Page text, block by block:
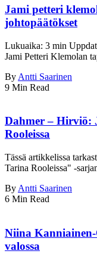
Jami petteri
johtopäätökset
Lukuaika: 3 min
Jami Petteri Klemolan
By Antti Saarinen
9 Min Read
Dahmer – Hirviö:
Rooleissa
Tässä artikkelissa
Tarina Rooleissa" -
By Antti Saarinen
6 Min Read
Niina
valossa